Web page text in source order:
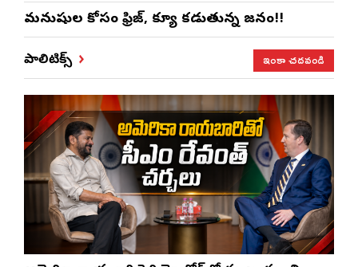
మనుషుల కోసం ఫ్రిజ్, క్యూ కడుతున్న జనం!!
పాలిటిక్స్ ఇంకా చదవండి